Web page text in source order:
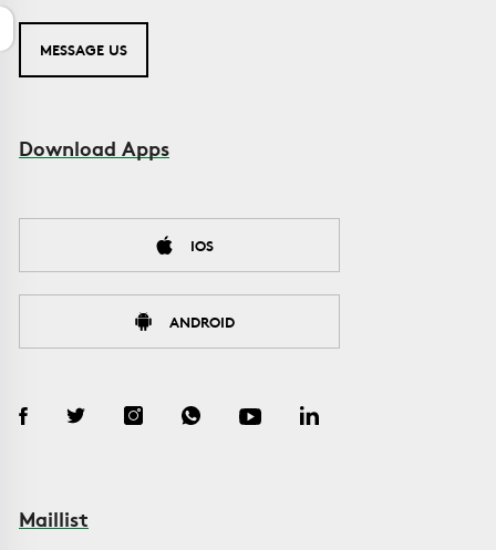
MESSAGE US
Download Apps
IOS
ANDROID
Maillist